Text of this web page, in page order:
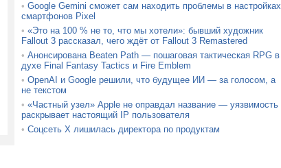
• Google Gemini сможет сам находить проблемы в настройках
смартфонов Pixel
• «Это на 100 % не то, что мы хотели»: бывший художник
Fallout 3 рассказал, чего ждёт от Fallout 3 Remastered
• Анонсирована Beaten Path — пошаговая тактическая RPG в
духе Final Fantasy Tactics и Fire Emblem
• OpenAI и Google решили, что будущее ИИ — за голосом, а
не текстом
• «Частный узел» Apple не оправдал название — уязвимость
раскрывает настоящий IP пользователя
• Соцсеть X лишилась директора по продуктам